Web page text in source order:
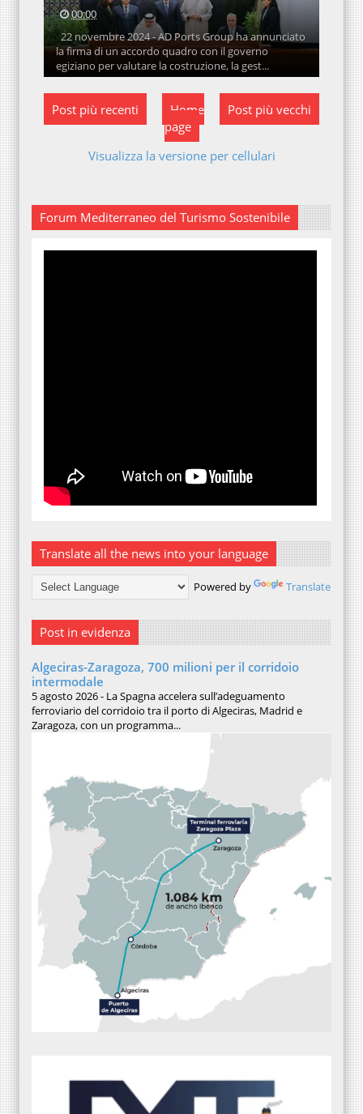
00:00
22 novembre 2024 - AD Ports Group ha annunciato
la firma di un accordo quadro con il governo
egiziano per valutare la costruzione, la gest...
Post più recenti Post più vecchi
Home
page
Visualizza la versione per cellulari
Forum Mediterraneo del Turismo Sostenibile
Translate all the news into your language
Powered by Translate
Post in evidenza
Algeciras-Zaragoza, 700 milioni per il corridoio
intermodale
5 agosto 2026 - La Spagna accelera sull’adeguamento
ferroviario del corridoio tra il porto di Algeciras, Madrid e
Zaragoza, con un programma...